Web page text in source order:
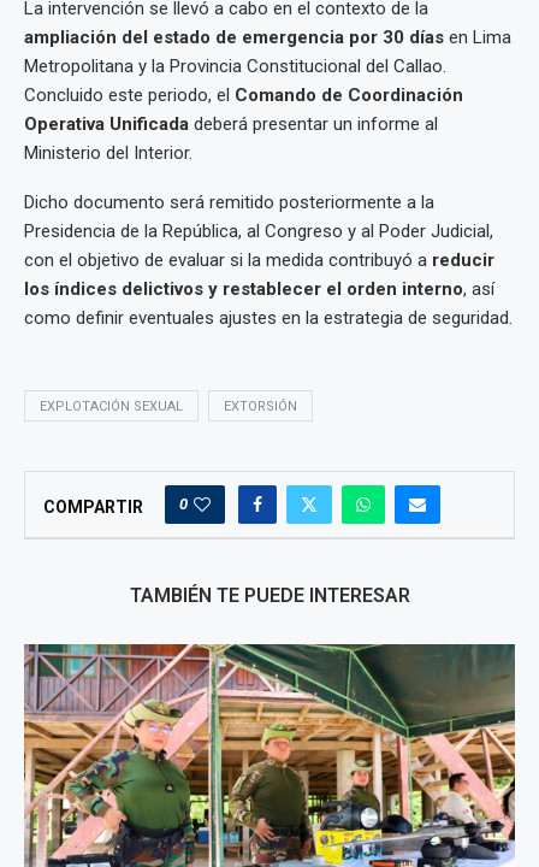
La intervención se llevó a cabo en el contexto de la
ampliación del estado de emergencia por 30 días en Lima
Metropolitana y la Provincia Constitucional del Callao.
Concluido este periodo, el Comando de Coordinación
Operativa Unificada deberá presentar un informe al
Ministerio del Interior.
Dicho documento será remitido posteriormente a la
Presidencia de la República, al Congreso y al Poder Judicial,
con el objetivo de evaluar si la medida contribuyó a reducir
los índices delictivos y restablecer el orden interno, así
como definir eventuales ajustes en la estrategia de seguridad.
EXPLOTACIÓN SEXUAL EXTORSIÓN
COMPARTIR 0
TAMBIÉN TE PUEDE INTERESAR